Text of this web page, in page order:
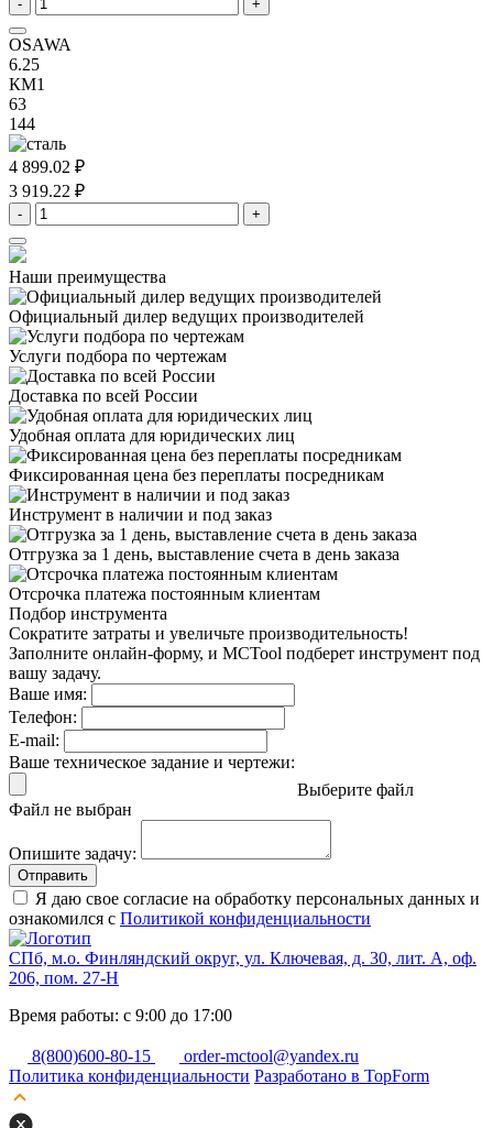
- +
OSAWA
6.25
КМ1
63
144
4 899.02 ₽
3 919.22 ₽
- +
Наши преимущества
Официальный дилер ведущих производителей
Услуги подбора по чертежам
Доставка по всей России
Удобная оплата для юридических лиц
Фиксированная цена без переплаты посредникам
Инструмент в наличии и под заказ
Отгрузка за 1 день, выставление счета в день заказа
Отсрочка платежа постоянным клиентам
Подбор инструмента
Сократите затраты и увеличьте производительность!
Заполните онлайн-форму, и MCTool подберет инструмент под
вашу задачу.
Ваше имя:
Телефон:
E-mail:
Ваше техническое задание и чертежи:
Выберите файл
Файл не выбран
Опишите задачу:
Отправить
Я даю свое согласие на обработку персональных данных и
ознакомился с Политикой конфиденциальности
СПб, м.о. Финляндский округ, ул. Ключевая, д. 30, лит. А, оф.
206, пом. 27-Н
Время работы: с 9:00 до 17:00
8(800)600-80-15
order-mctool@yandex.ru
Политика конфиденциальности Разработано в TopForm